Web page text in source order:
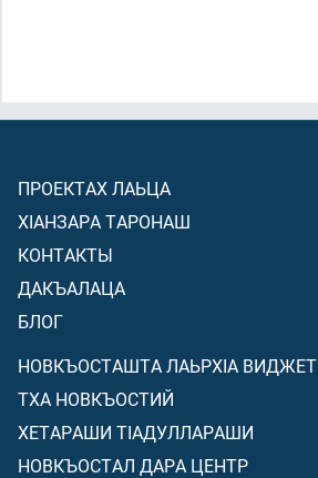
ПРОЕКТАХ ЛАЬЦА
ХIАНЗАРА ТАРОНАШ
КОНТАКТЫ
ДАКЪАЛАЦА
БЛОГ
НОВКЪОСТАШТА ЛАЬРХIА ВИДЖЕТ
ТХА НОВКЪОСТИЙ
ХЕТАРАШИ ТIАДУЛЛАРАШИ
НОВКЪОСТАЛ ДАРА ЦЕНТР